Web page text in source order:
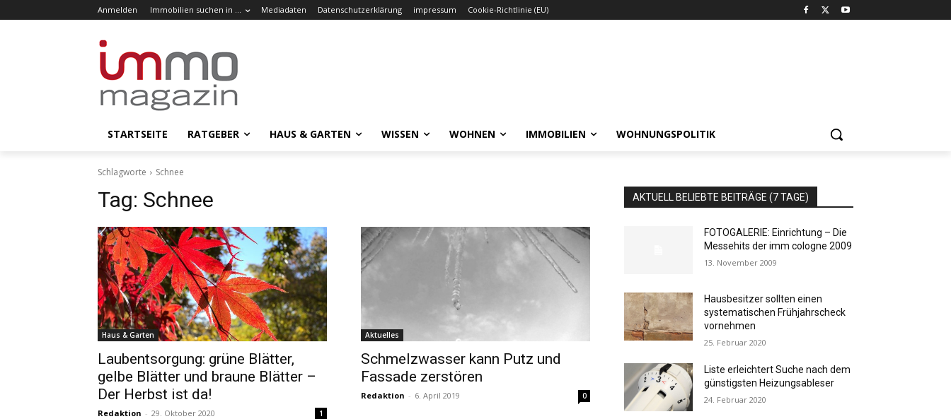
Anmelden Immobilien suchen in … Mediadaten Datenschutzerklärung impressum Cookie-Richtlinie (EU)
STARTSEITE RATGEBER HAUS & GARTEN WISSEN WOHNEN IMMOBILIEN WOHNUNGSPOLITIK
Schlagworte Schnee
Tag: Schnee
Haus & Garten
Laubentsorgung: grüne Blätter,
gelbe Blätter und braune Blätter –
Der Herbst ist da!
Redaktion - 29. Oktober 2020 1
Aktuelles
Schmelzwasser kann Putz und
Fassade zerstören
Redaktion - 6. April 2019 0
AKTUELL BELIEBTE BEITRÄGE (7 TAGE)
FOTOGALERIE: Einrichtung – Die
Messehits der imm cologne 2009
13. November 2009
Hausbesitzer sollten einen
systematischen Frühjahrscheck
vornehmen
25. Februar 2020
Liste erleichtert Suche nach dem
günstigsten Heizungsableser
24. Februar 2020